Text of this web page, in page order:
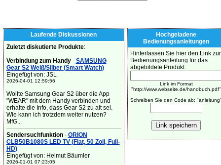
Laufende Diskussionen
Zuletzt diskutierte Produkte:
Verbindung zum Handy- SAMSUNG
Gear S2 Weiß/Silber (Smart Watch)
Eingefügt von: JSL
2026-04-01 12:59:56
Wollte Samsung Gear S2 über die App
"WEAR" mit dem Handy verbinden und
erhalte die Info, dass Gear S2 zu alt sei.
Wie kann ich trotzdem weiter nutzen?
MfG...
Sendersuchfunktion- ORION
CLB50B1080S LED TV (Flat, 50 Zoll, Full-
HD)
Eingefügt von: Helmut Bäumler
2026-01-01 07:23:05
Hochgeladene
Bedienungsanleitungen
Hinterlassen Sie hier den Link zur
Bedienungsanleitung für das
abgebildete Produkt:
Link im Format
"http://www.webseite.de/handbuch.pdf"
Schreiben Sie den Code ab: